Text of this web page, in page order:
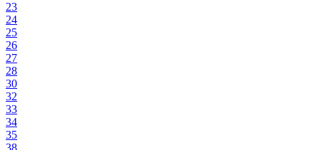
23
24
25
26
27
28
30
32
33
34
35
38